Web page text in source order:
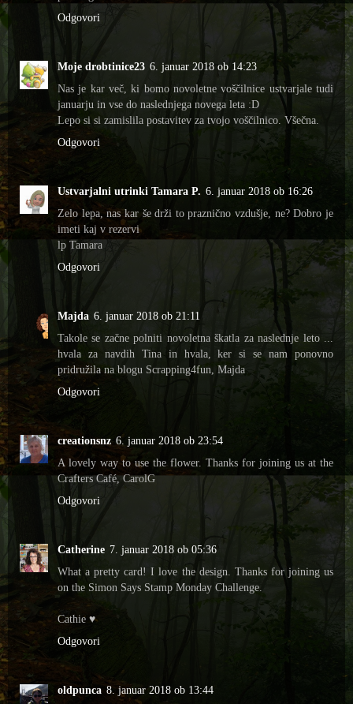
Odgovori
Moje drobtinice23 6. januar 2018 ob 14:23
Nas je kar več, ki bomo novoletne voščilnice ustvarjale tudi
januarju in vse do naslednjega novega leta :D
Lepo si si zamislila postavitev za tvojo voščilnico. Všečna.
Odgovori
Ustvarjalni utrinki Tamara P. 6. januar 2018 ob 16:26
Zelo lepa, nas kar še drži to praznično vzdušje, ne? Dobro je
imeti kaj v rezervi
lp Tamara
Odgovori
Majda 6. januar 2018 ob 21:11
Takole se začne polniti novoletna škatla za naslednje leto ...
hvala za navdih Tina in hvala, ker si se nam ponovno
pridružila na blogu Scrapping4fun, Majda
Odgovori
creationsnz 6. januar 2018 ob 23:54
A lovely way to use the flower. Thanks for joining us at the
Crafters Café, CarolG
Odgovori
Catherine 7. januar 2018 ob 05:36
What a pretty card! I love the design. Thanks for joining us
on the Simon Says Stamp Monday Challenge.
Cathie ♥
Odgovori
oldpunca 8. januar 2018 ob 13:44